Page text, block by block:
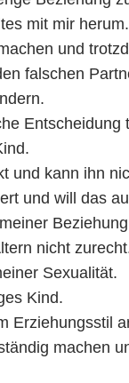
mit mir herum.
und
falschen
Entscheidung
und kann ihn
und will das
nicht
Sexualität.
Kind.
Erziehungsstil
machen